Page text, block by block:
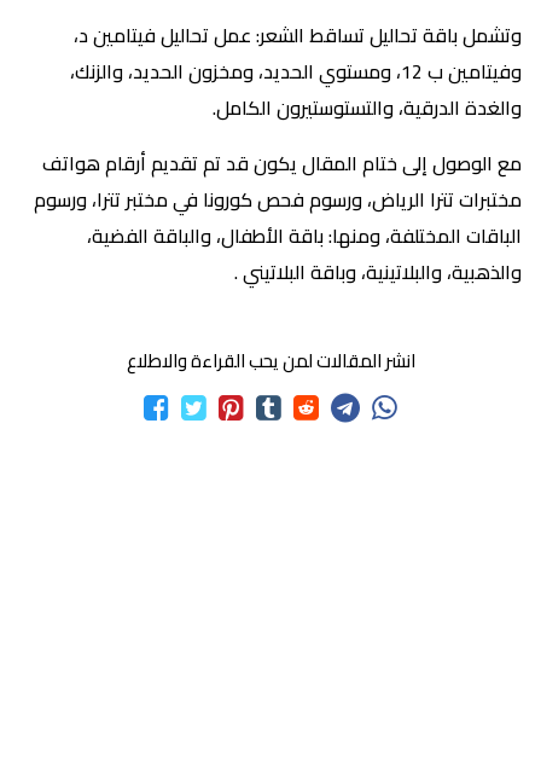
وتشمل باقة تحاليل تساقط الشعر: عمل تحاليل فيتامين د،
وفيتامين ب 12، ومستوي الحديد، ومخزون الحديد، والزنك،
والغدة الدرقية، والتستوستيرون الكامل.
مع الوصول إلى ختام المقال يكون قد تم تقديم أرقام هواتف
مختبرات تترا الرياض، ورسوم فحص كورونا في مختبر تترا، ورسوم
الباقات المختلفة، ومنها: باقة الأطفال، والباقة الفضية،
والذهبية، والبلاتينية، وباقة البلاتيني .
انشر المقالات لمن يحب القراءة والاطلاع